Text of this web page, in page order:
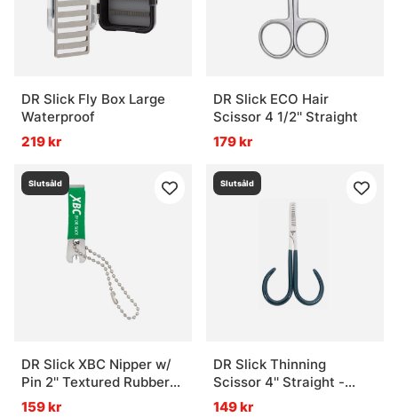
DR Slick Fly Box Large
Waterproof
219 kr
DR Slick ECO Hair
Scissor 4 1/2'' Straight
179 kr
Slutsåld
DR Slick XBC Nipper w/
Pin 2'' Textured Rubber
Grips Green
159 kr
Slutsåld
DR Slick Thinning
Scissor 4'' Straight -
Adjustable Open Loops
149 kr